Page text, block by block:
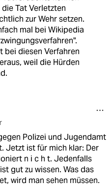
Tat Verletzten
zur Wehr setzen.
mal bei Wikipedia
bei diesen Verfahren
weil die Hürden
Polizei und Jugendamt
Jetzt ist für mich klar: Der
n i c h t. Jedenfalls
gut zu wissen. Was das
wird man sehen müssen.